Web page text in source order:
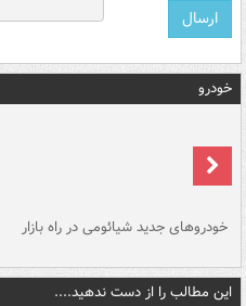
خودرو
خودروهای جدید شیائومی در راه بازار
این مطالب را از دست ندهید....